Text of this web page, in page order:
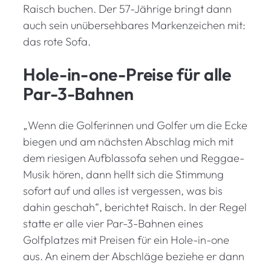
Raisch buchen. Der 57-Jährige bringt dann
auch sein unübersehbares Markenzeichen mit:
das rote Sofa.
Hole-in-one-Preise für alle
Par-3-Bahnen
„Wenn die Golferinnen und Golfer um die Ecke
biegen und am nächsten Abschlag mich mit
dem riesigen Aufblassofa sehen und Reggae-
Musik hören, dann hellt sich die Stimmung
sofort auf und alles ist vergessen, was bis
dahin geschah“, berichtet Raisch. In der Regel
statte er alle vier Par-3-Bahnen eines
Golfplatzes mit Preisen für ein Hole-in-one
aus. An einem der Abschläge beziehe er dann